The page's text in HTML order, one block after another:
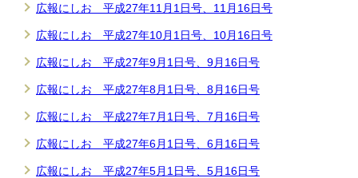
広報にしお 平成27年11月1日号、11月16日号
広報にしお 平成27年10月1日号、10月16日号
広報にしお 平成27年9月1日号、9月16日号
広報にしお 平成27年8月1日号、8月16日号
広報にしお 平成27年7月1日号、7月16日号
広報にしお 平成27年6月1日号、6月16日号
広報にしお 平成27年5月1日号、5月16日号